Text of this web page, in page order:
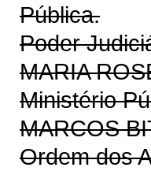
Pública.
Poder
MARIA
Ministério
MARCOS
Ordem dos